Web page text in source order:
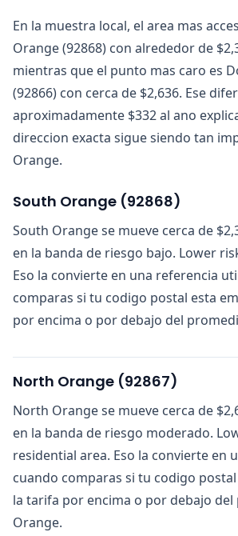
En la muestra local, el area mas
Orange (92868) con alrededor de
mientras que el punto mas caro es
(92866) con cerca de $2,636. Ese
aproximadamente $332 al ano
direccion exacta sigue siendo tan
Orange.
South Orange (92868)
South Orange se mueve cerca de
en la banda de riesgo bajo. Lower
Eso la convierte en una referencia
comparas si tu codigo postal esta
por encima o por debajo del
North Orange (92867)
North Orange se mueve cerca de
en la banda de riesgo moderado.
residential area. Eso la convierte en
cuando comparas si tu codigo
la tarifa por encima o por debajo
Orange.